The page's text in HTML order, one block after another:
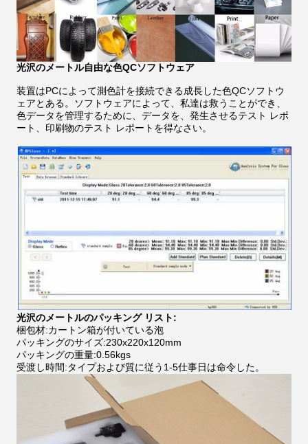
光沢のメートル自由な色QCソフトウェア
装置はPCによって測色計を接続できる成長した色QCソフトウ
ェアとある。ソフトウェアによって、私達は救うことができ、
色データを管理するために、データを、発生させるテスト レポ
ート、印刷物のテスト レポートを得なさい。
光沢のメートルのパッキング リスト:
梱包材:カートン箱が付いている泡
パッキングのサイズ:230x220x120mm
パッキングの重量:0.56kgs
受渡し時間:タイプおよび質に従う1-5仕事日は命令した。